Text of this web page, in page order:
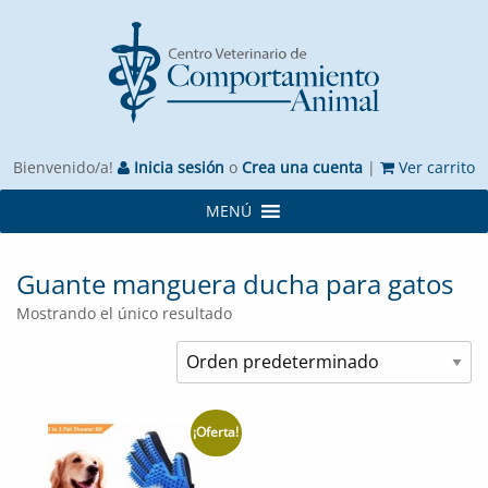
Bienvenido/a! Inicia sesión o Crea una cuenta | Ver carrito
MENÚ
Guante manguera ducha para gatos
Mostrando el único resultado
¡Oferta!